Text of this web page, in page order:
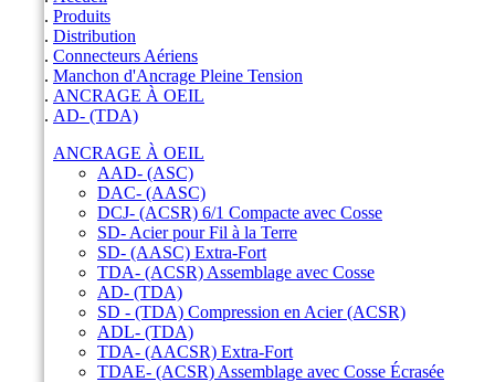
Produits
Distribution
Connecteurs Aériens
Manchon d'Ancrage Pleine Tension
ANCRAGE À OEIL
AD- (TDA)
ANCRAGE À OEIL
AAD- (ASC)
DAC- (AASC)
DCJ- (ACSR) 6/1 Compacte avec Cosse
SD- Acier pour Fil à la Terre
SD- (AASC) Extra-Fort
TDA- (ACSR) Assemblage avec Cosse
AD- (TDA)
SD - (TDA) Compression en Acier (ACSR)
ADL- (TDA)
TDA- (AACSR) Extra-Fort
TDAE- (ACSR) Assemblage avec Cosse Écrasée